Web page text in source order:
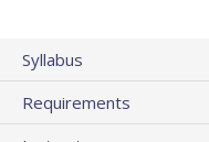
Syllabus
Requirements